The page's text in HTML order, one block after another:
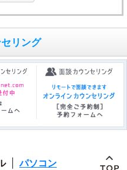
リング
パソコン